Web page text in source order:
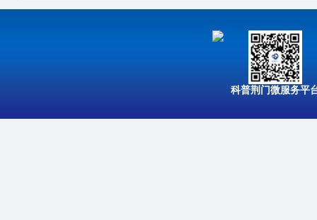
科普荆门微服务平